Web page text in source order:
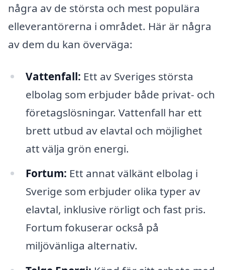
några av de största och mest populära
elleverantörerna i området. Här är några
av dem du kan överväga:
Vattenfall: Ett av Sveriges största
elbolag som erbjuder både privat- och
företagslösningar. Vattenfall har ett
brett utbud av elavtal och möjlighet
att välja grön energi.
Fortum: Ett annat välkänt elbolag i
Sverige som erbjuder olika typer av
elavtal, inklusive rörligt och fast pris.
Fortum fokuserar också på
miljövänliga alternativ.